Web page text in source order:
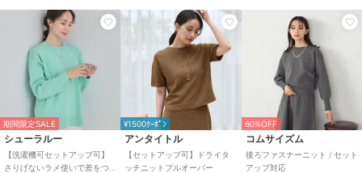
期間限定SALE
シューラルー
【洗濯機可セットアップ可】
さりげないラメ使いで差をつ
¥1500ｸｰﾎﾟﾝ
アンタイトル
【セットアップ可】ドライタ
ッチニットプルオーバー
60%OFF
コムサイズム
後ろファスナーニット / セット
アップ対応